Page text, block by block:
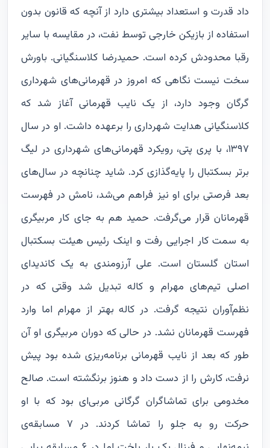
داد قدرت و استعداد بیشتری دارد از آنچه که قانون بدون
استفاده از بازیکن خارجی توسط نفت، در مقایسه با سایر
رقبا محدودش کرده است. حمیدرضا کلاسنگیانی. باورش
سخت نیست نگاهی که امروز در قهرمانی‌های شهرداری
گرگان وجود دارد، از یک نایب قهرمانی آغاز شد که
کلاسنگیانی هدایت شهرداری را برعهده داشت. او در سال
۱۳۹۷، با پری پتی، رویکرد قهرمانی‌های شهرداری در لیگ
برتر بسکتبال را پایه‌گذازی کرد. شاید چنانچه در سال‌های
بعد فرصتی برای او نیز فراهم می‌شد، نامش در فهرست
قهرمانان قرار می‌گرفت. حمید هم به جای کار مربیگری
به سمت کار اجرایی رفت و اینک رئیس هیئت بسکتبال
استان گلستان است. علی آرزومندی به یک کاندیدای
اصلی تیم‌های مهرام و کاله تبدیل شد وقتی که در
نظم‌آوران نتیجه گرفت. در کاله بهتر از مهرام اما وارد
فهرست قهرمانان نشد. در حالی که دوران مربیگری او‌ آن
طور که بعد از نایب قهرمانی برنامه‌ریزی شده بود پیش
نرفت، کارش را از دست داد و هنوز برنگشته است. صالح
مخدومی برای تماشاگران گرگانی مربی‌ای بود که با او‌
حرکت رو به جلو را تماشا کردند. در ۷ مسابقه‌ی